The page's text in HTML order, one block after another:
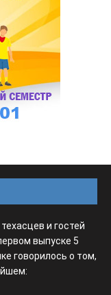
и гостей
выпуске 5
говорилось о том,